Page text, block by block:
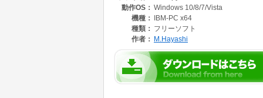
また、登録したコピー元/コピー先の中から
ダをあらかじめ登録しておいて、必要なもの
動作OS： Windows 10/8/7/Vista
機種：
IBM-PC x64
種類： フリーソフト
作者： M.Hayashi